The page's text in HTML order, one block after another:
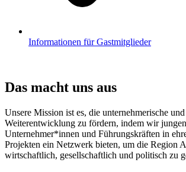
Informationen für Gastmitglieder
Das macht uns aus
Unsere Mission ist es, die unternehmerische
Weiterentwicklung zu fördern, indem wir jungen
Unternehmer*innen und Führungskräften in
Projekten ein Netzwerk bieten, um die Region
wirtschaftlich, gesellschaftlich und politisch zu